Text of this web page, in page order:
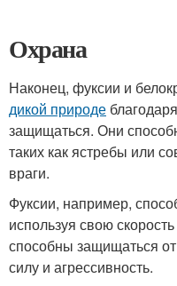
Охрана
Наконец, фуксии и
дикой природе
защищаться. Они
таких как ястребы или
враги.
Фуксии, например,
используя свою
способны защищаться
силу и агрессивность.